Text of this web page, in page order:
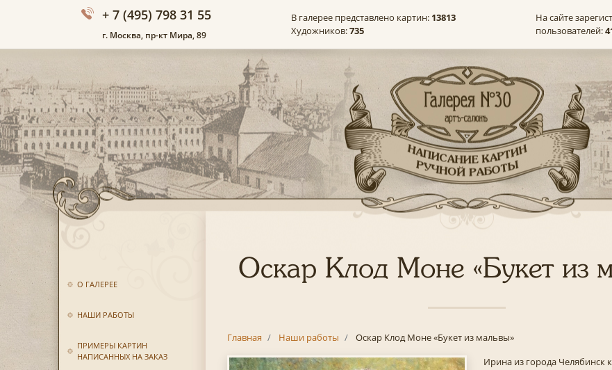
+ 7 (495) 798 31 55
г. Москва, пр-кт Мира, 89
В галерее представлено картин: 13813
Художников:735
На сайте
пользователей:
О ГАЛЕРЕЕ
НАШИ РАБОТЫ
ПРИМЕРЫ КАРТИН
НАПИСАННЫХ НА ЗАКАЗ
Оскар Клод Моне «Букет из
Главная Наши работы
Оскар Клод Моне «Букет из мальвы»
Ирина из города Челябинск